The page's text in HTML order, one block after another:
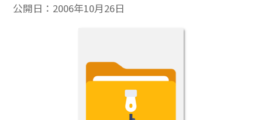
公開日： 2006年10月26日